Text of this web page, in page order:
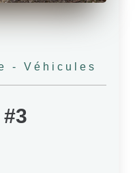
- Véhicules